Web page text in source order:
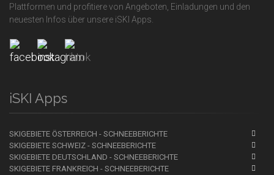
Plattformen und profitiere von Angeboten, Einladungen und den
neuesten Infos über unsere iSKI Apps.
iSKI Apps
SKIGEBIETE ÖSTERREICH - SCHNEEBERICHTE
SKIGEBIETE SCHWEIZ - SCHNEEBERICHTE
SKIGEBIETE DEUTSCHLAND - SCHNEEBERICHTE
SKIGEBIETE FRANKREICH - SCHNEEBERICHTE